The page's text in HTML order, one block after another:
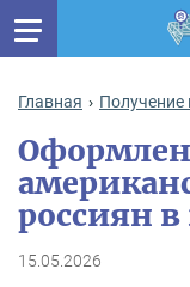
Главная Получение
россиян в
15.05.2026